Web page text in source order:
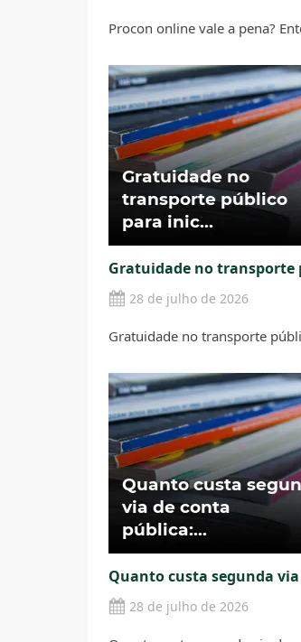
Procon online vale a pena?
Gratuidade no
28 de julho de 2026
Gratuidade no transporte
Quanto custa segunda
28 de julho de 2026